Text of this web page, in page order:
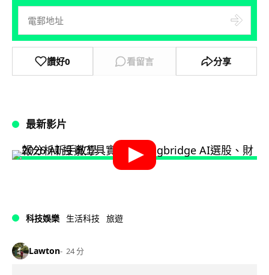
讚好0 看留言 分享
最新影片
科技娛樂 生活科技 旅遊
Lawton 24 分